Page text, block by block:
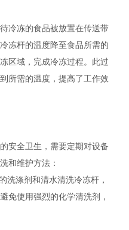
冷冻的食品被放置在传送带
冻杆的温度降至食品所需的
区域，完成冷冻过程。此过
所需的温度，提高了工作效
全卫生，需要定期对设备
和维护方法：
涤剂和清水清洗冷冻杆，
免使用强烈的化学清洗剂，